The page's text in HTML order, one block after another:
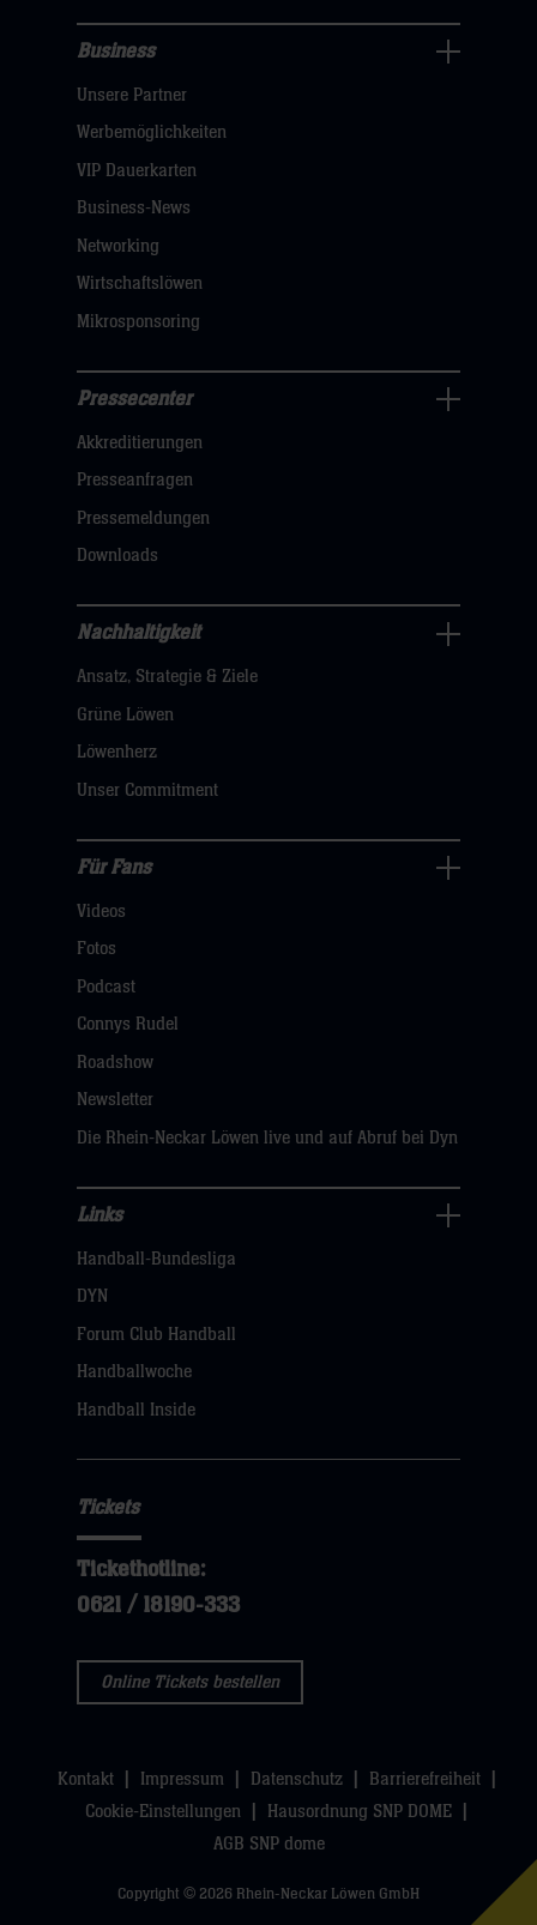
Navigation
öffnen,
dann
klicken
Business
Unsere Partner
Werbemöglichkeiten
VIP Dauerkarten
Business-News
Networking
Wirtschaftslöwen
Mikrosponsoring
Navigation
öffnen,
dann
klicken
hier
Pressecenter
Akkreditierungen
Presseanfragen
Pressemeldungen
Downloads
Nachhaltigkeit
Navigation
öffnen,
dann
hier
Nachhaltigkeit
Ansatz, Strategie & Ziele
Grüne Löwen
Löwenherz
Unser Commitment
Fans
Navigation
öffnen,
dann
hier
Für Fans
Videos
Fotos
Podcast
Connys Rudel
Roadshow
Newsletter
Die Rhein-Neckar Löwen live und auf Abruf bei Dyn
Navigation
öffnen,
dann
klicken
Links
Handball-Bundesliga
DYN
Forum Club Handball
Handballwoche
Handball Inside
Tickets
Tickethotline:
0621 / 18190-333
Online Tickets bestellen
Kontakt Impressum Datenschutz
Barrierefreiheit
Cookie-Einstellungen
Hausordnung SNP DOME
AGB SNP dome
Copyright © 2026 Rhein-Neckar Löwen GmbH